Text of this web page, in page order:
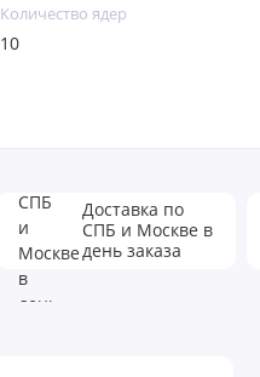
Количество ядер
10
Доставка по
СПБ и Москве в
день заказа